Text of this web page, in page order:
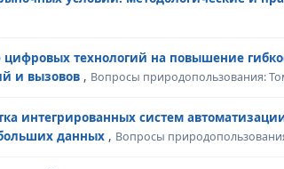
цифровых технологий на повышение
и вызовов , Вопросы природопользования:
интегрированных систем
данных , Вопросы